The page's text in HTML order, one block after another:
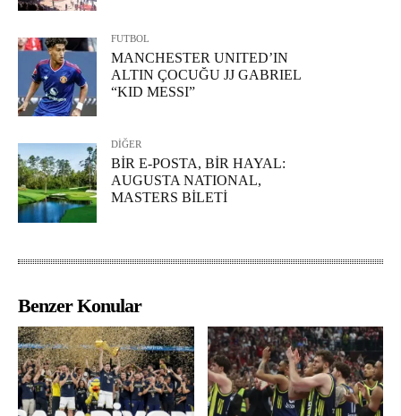
FUTBOL
MANCHESTER UNITED’IN
ALTIN ÇOCUĞU JJ GABRIEL
“KID MESSI”
DİĞER
BİR E-POSTA, BİR HAYAL:
AUGUSTA NATIONAL,
MASTERS BİLETİ
Benzer Konular